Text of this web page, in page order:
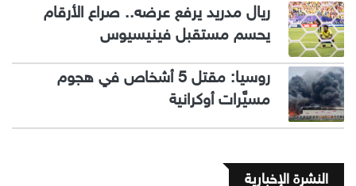
ريال مدريد يرفع عرضه.. صراع الأرقام
يحسم مستقبل فينيسيوس
روسيا: مقتل 5 أشخاص في هجوم
مسيَّرات أوكرانية
النشرة الإخبارية